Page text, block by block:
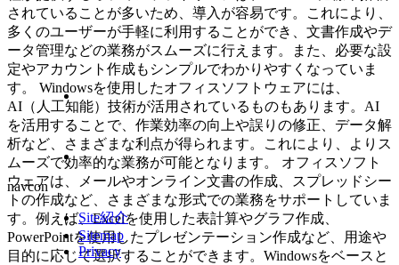
されていることが多いため、導入が容易です。これにより、
多くのユーザーが手軽に利用することができ、文書作成やデ
ータ管理などの業務がスムーズに行えます。また、必要な設
定やアカウント作成もシンプルでわかりやすくなっていま
す。 Windowsを使用したオフィスソフトウェアには、
AI（人工知能）技術が活用されているものもあります。AI
を活用することで、作業効率の向上や誤りの修正、データ解
析など、さまざまな利点が得られます。これにより、よりス
ムーズで効率的な業務が可能となります。 オフィスソフト
ウェアは、メールやオンライン文書の作成、スプレッドシー
トの作成など、さまざまな形式での業務をサポートしていま
す。例えば、Excelを使用した表計算やグラフ作成、
PowerPointを使用したプレゼンテーション作成など、用途や
目的に応じて選択することができます。Windowsをベースと
navcon
Site紹介
Sitemap
Privacy